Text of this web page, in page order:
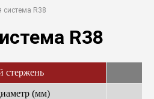
система R38
R38
стержень
(мм)